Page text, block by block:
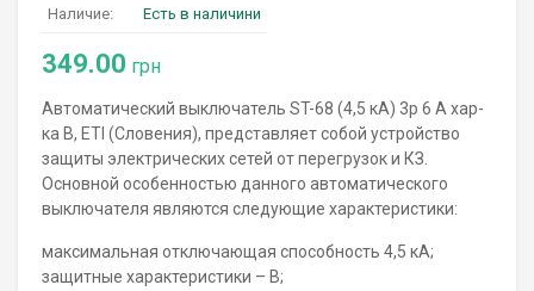
Наличие: Есть в наличини
349.00 грн
Автоматический выключатель ST-68 (4,5 кА) 3p 6 А хар-
ка B, ETI (Словения), представляет собой устройство
защиты электрических сетей от перегрузок и КЗ.
Основной особенностью данного автоматического
выключателя являются следующие характеристики:
максимальная отключающая способность 4,5 кА;
защитные характеристики – B;